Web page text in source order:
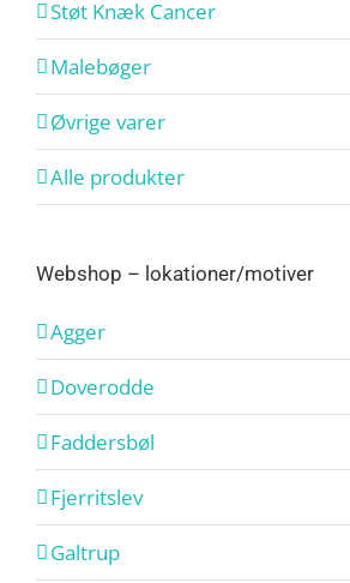
Støt Knæk Cancer
Malebøger
Øvrige varer
Alle produkter
Webshop – lokationer/motiver
Agger
Doverodde
Faddersbøl
Fjerritslev
Galtrup